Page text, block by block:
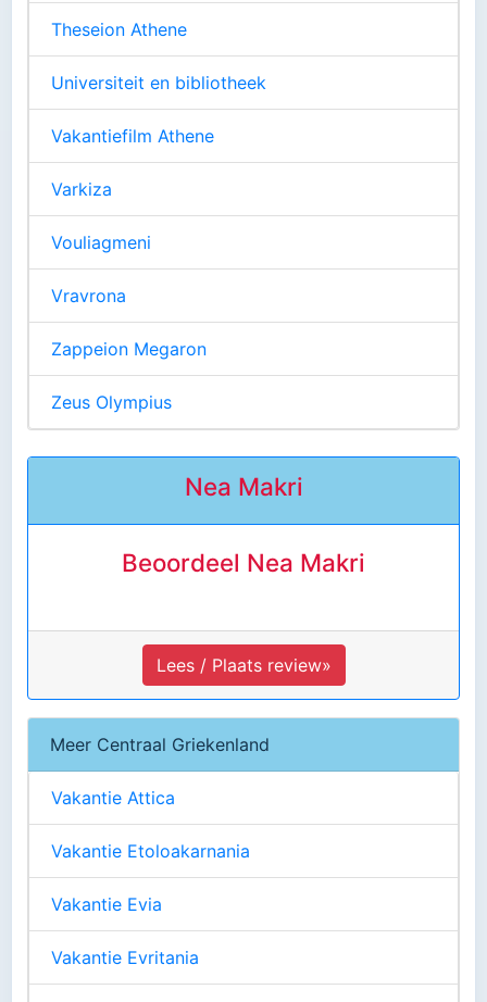
Theseion Athene
Universiteit en bibliotheek
Vakantiefilm Athene
Varkiza
Vouliagmeni
Vravrona
Zappeion Megaron
Zeus Olympius
Nea Makri
Beoordeel Nea Makri
Lees / Plaats review»
Meer Centraal Griekenland
Vakantie Attica
Vakantie Etoloakarnania
Vakantie Evia
Vakantie Evritania